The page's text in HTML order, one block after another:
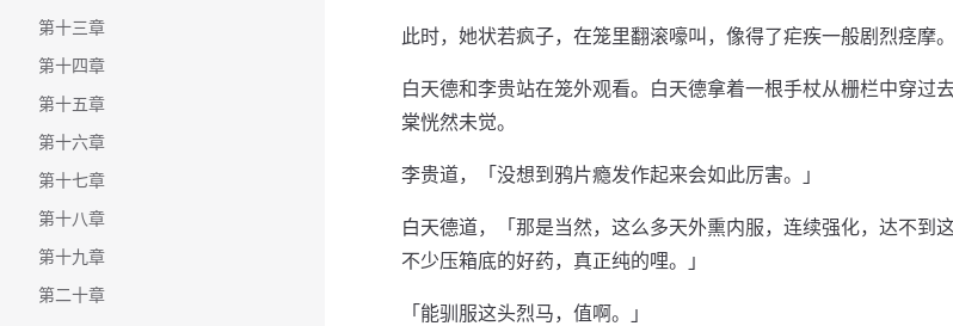
第十三章
第十四章
第十五章
第十六章
第十七章
第十八章
第十九章
第二十章
此时，她状若疯子，在笼里翻滚嚎叫，像得了疟疾一般剧烈痉摩。
白天德和李贵站在笼外观看。白天德拿着一根手杖从栅栏中穿过
棠恍然未觉。
李贵道，「没想到鸦片瘾发作起来会如此厉害。」
白天德道，「那是当然，这么多天外熏内服，连续强化，达不到
不少压箱底的好药，真正纯的哩。」
「能驯服这头烈马，值啊。」